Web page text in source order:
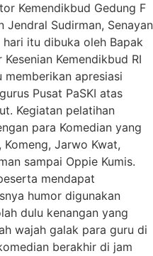
Kemendikbud Gedung F
Sudirman, Senayan
itu dibuka oleh Bapak
Kemendikbud RI
apresiasi
Pusat PaSKI atas
Kegiatan pelatihan
para Komedian yang
Jarwo Kwat,
sampai Oppie Kumis.
mendapat
humor digunakan
dulu kenangan yang
wajah galak para guru di
berakhir di jam